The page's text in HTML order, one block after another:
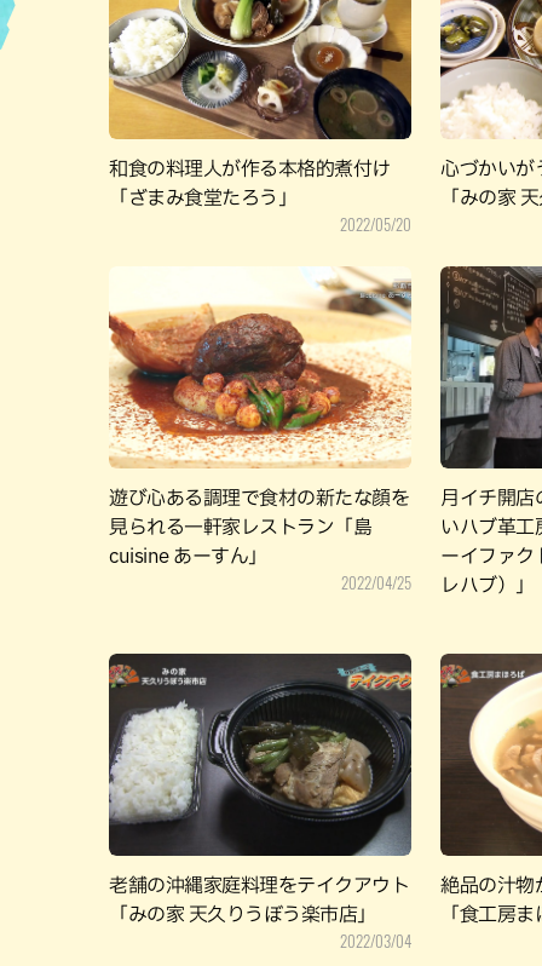
ハン
和食の料理人が作る本格的煮付け
「ざまみ食堂たろう」
2022/05/20
心づかいが
「みの家
遊び心ある調理で食材の新たな顔を
見られる一軒家レストラン「島
cuisine あーすん」
2022/04/25
月イチ開店
いハブ革工
ーイファク
レハブ）」
老舗の沖縄家庭料理をテイクアウト
「みの家 天久りうぼう楽市店」
2022/03/04
絶品の汁物
「食工房ま